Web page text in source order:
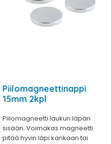
Piilomagneettinappi
15mm 2kpl
Piilomagneetti laukun läpän
sisään. Voimakas magneetti
pitää hyvin läpi kankaan tai